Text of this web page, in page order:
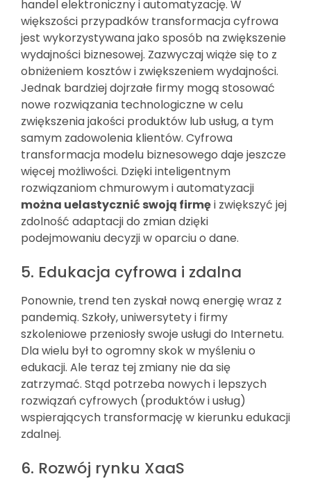
handel elektroniczny i automatyzację. W
większości przypadków transformacja cyfrowa
jest wykorzystywana jako sposób na zwiększenie
wydajności biznesowej. Zazwyczaj wiąże się to z
obniżeniem kosztów i zwiększeniem wydajności.
Jednak bardziej dojrzałe firmy mogą stosować
nowe rozwiązania technologiczne w celu
zwiększenia jakości produktów lub usług, a tym
samym zadowolenia klientów. Cyfrowa
transformacja modelu biznesowego daje jeszcze
więcej możliwości. Dzięki inteligentnym
rozwiązaniom chmurowym i automatyzacji
można uelastycznić swoją firmęi zwiększyć jej
zdolność adaptacji do zmian dzięki
podejmowaniu decyzji w oparciu o dane.
5. Edukacja cyfrowa i zdalna
Ponownie, trend ten zyskał nową energię wraz z
pandemią. Szkoły, uniwersytety i firmy
szkoleniowe przeniosły swoje usługi do Internetu.
Dla wielu był to ogromny skok w myśleniu o
edukacji. Ale teraz tej zmiany nie da się
zatrzymać. Stąd potrzeba nowych i lepszych
rozwiązań cyfrowych (produktów i usług)
wspierających transformację w kierunku edukacji
zdalnej.
6. Rozwój rynku XaaS